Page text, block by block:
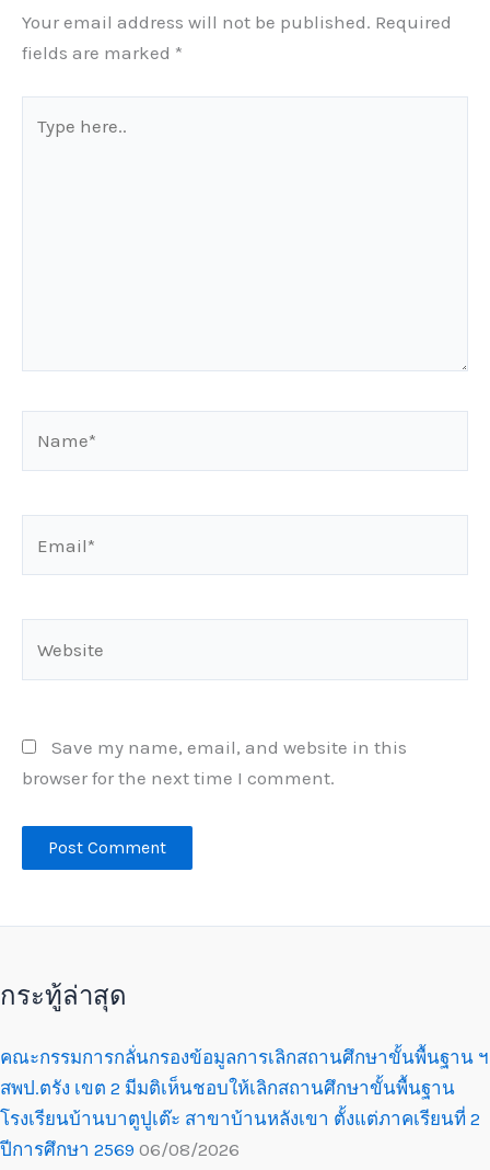
Your email address will not be published. Required
fields are marked *
here..
Save my name, email, and website in this
browser for the next time I comment.
กระทู้ล่าสุด
คณะกรรมการกลั่นกรองข้อมูลการเลิกสถานศึกษาขั้นพื้นฐาน ฯ
สพป.ตรัง เขต 2 มีมติเห็นชอบให้เลิกสถานศึกษาขั้นพื้นฐาน
โรงเรียนบ้านบาตูปูเต๊ะ สาขาบ้านหลังเขา ตั้งแต่ภาคเรียนที่ 2
ปีการศึกษา 2569 06/08/2026